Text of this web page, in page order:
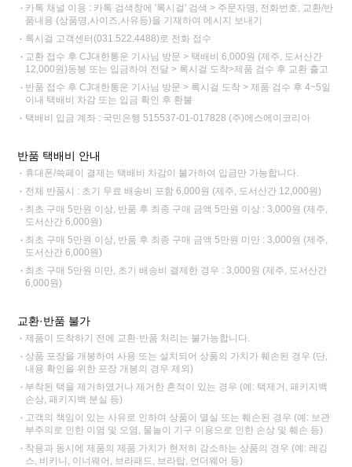
카톡 채널 이용 : 카톡 검색창에 '록시걸' 검색 > 주문자명, 전화번호, 교환/반
품내용 (상품명,사이즈,사유등)을 기재하여 메시지 보내기
록시걸 고객센터(031.522.4488)로 전화 접수
교환 접수 후 CJ대한통운 기사님 방문 > 택배비 6,000원 (제주, 도서산간
12,000원)동봉 또는 입금하여 전달 > 록시걸 도착>제품 검수 후 교환 출고
반품 접수 후 CJ대한통운 기사님 방문 > 록시걸 도착 > 제품 검수 후 4~5일
이내 택배비 차감 또는 입금 확인 후 환불
택배비 입금 계좌 : 국민은행 515537-01-017828 (주)에스에이코리아
반품 택배비 안내
휴대폰/쓱페이 결제는 택배비 차감이 불가하여 입금만 가능합니다.
전체 반품시 : 초기 무료 배송비 포함 6,000원 (제주, 도서산간 12,000원)
최초 구매 5만원 이상, 반품 후 최종 구매 금액 5만원 이상 : 3,000원 (제주,
도서산간 6,000원)
최초 구매 5만원 이상, 반품 후 최종 구매 금액 5만원 미만 : 3,000원 (제주,
도서산간 6,000원)
최초 구매 5만원 미만, 초기 배송비 결제한 경우 : 3,000원 (제주, 도서산간
6,000원)
교환·반품 불가
제품이 도착하기 전에 교환·반품 처리는 불가능합니다.
상품 포장을 개봉하여 사용 또는 설치되어 상품의 가치가 훼손된 경우 (단,
내용 확인을 위한 포장 개봉의 경우 제외)
부착된 택을 제거하였거나 제거한 흔적이 있는 경우 (예: 택제거, 패키지백
손상, 패키지백 분실 등)
고객의 책임이 있는 사유로 인하여 상품이 멸실 또는 훼손된 경우 (예: 보관
부주의로 인한 이염 및 오염, 물놀이 기구 이용으로 인한 손상 및 훼손 등)
착용과 동시에 제품의 제품 가치가 현저히 감소하는 상품의 경우 (예: 레깅
스, 비키니, 이너웨어, 브라패드, 브라탑, 언더웨어 등)